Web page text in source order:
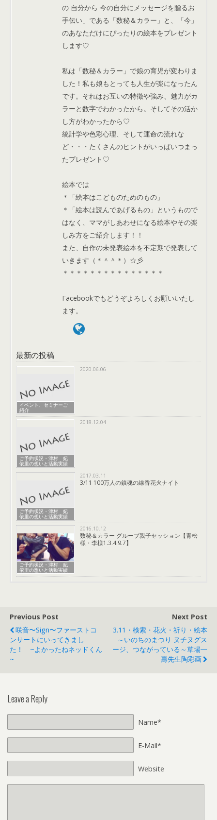
の 自分から 今の自分にメッセージを贈るお
手伝い」である「数秘＆カラー」と、「今」
のあなただけにぴったりの絵本をプレゼント
します♡
私は「数秘＆カラー」で娘の育児が変わりま
した！私も娘もとっても人生が楽になったん
です。それはお互いの特徴や強み、魅力がカ
ラーと数字でわかったから。そしてその活か
し方がわかったから♡
統計学や色彩心理、そして運命の流れな
ど・・・たくさんのヒントがいっぱいつまっ
たプレゼント♡
絵本では
＊「絵本はこどものためのもの」
＊「絵本は読んであげるもの」というもので
はなく、ママがしあわせになる絵本やその楽
しみ方をご紹介します！！
また、自作の未発表絵本を不定期で発表して
いきます（＊＾＾＊）☆彡
＊＊＊＊＊＊＊＊＊＊＊＊＊＊＊
Facebookでもどうぞよろしくお願いいたし
ます。
最新の投稿
イベント、セミナーご
紹介
2020.06.06
ご予約状況・津村 妃
依里の想いと活動実績
2018.12.04
ご予約状況・津村 妃
依里の想いと活動実績
2017.03.11
3/11 100万人の鎮魂の線香花火ナイト
ご予約状況・津村 妃
依里の想いと活動実績
2016.10.12
数秘＆カラー グループ親子セッション【青松
様・李様1.3.4.9.7】
Previous Post
咲音〜sign〜ファーストコ
ンサートにいってきまし
た！ ~よかったねネッドくん
~
Next Post
3.11・検索・花火・祈り・絵本
～いのちのまつり ヌチヌグス
ージ、つながっている～草場一
壽先生陶彩画
Leave a Reply
Name*
E-Mail*
Website